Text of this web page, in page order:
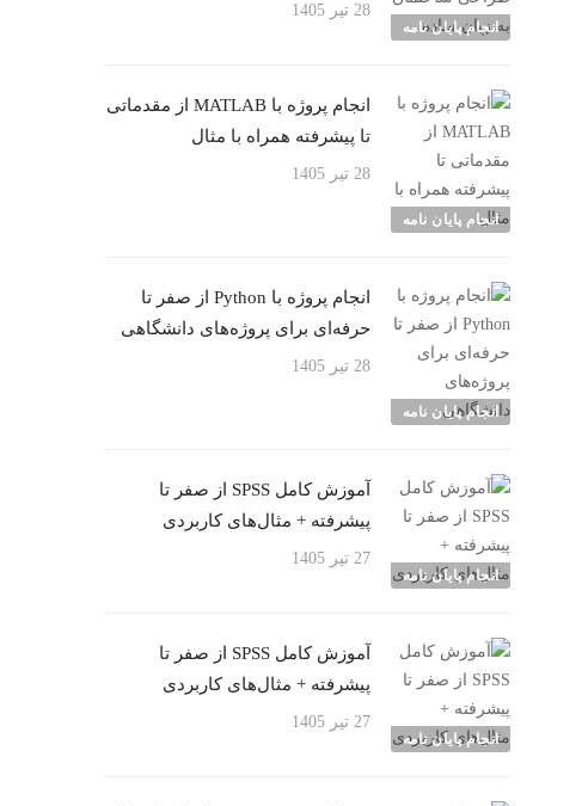
انجام پایان نامه
28 تیر 1405
انجام پایان نامه
انجام پروژه با MATLAB از مقدماتی
تا پیشرفته همراه با مثال
28 تیر 1405
انجام پایان نامه
انجام پروژه با Python از صفر تا
حرفه‌ای برای پروژه‌های دانشگاهی
28 تیر 1405
انجام پایان نامه
آموزش کامل SPSS از صفر تا
پیشرفته + مثال‌های کاربردی
27 تیر 1405
انجام پایان نامه
آموزش کامل SPSS از صفر تا
پیشرفته + مثال‌های کاربردی
27 تیر 1405